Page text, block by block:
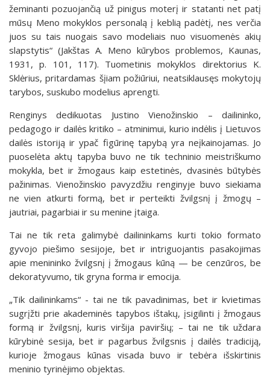
žeminanti pozuojančią už pinigus moterį ir statanti net patį
mūsų Meno mokyklos personalą į keblią padėtį, nes verčia
juos su tais nuogais savo modeliais nuo visuomenės akių
slapstytis“ (Jakštas A. Meno kūrybos problemos, Kaunas,
1931, p. 101, 117). Tuometinis mokyklos direktorius K.
Sklėrius, pritardamas šįiam požiūriui, neatsiklausęs mokytojų
tarybos, suskubo modelius aprengti.
Renginys dedikuotas Justino Vienožinskio – dailininko,
pedagogo ir dailės kritiko – atminimui, kurio indėlis į Lietuvos
dailės istoriją ir ypač figūrinę tapybą yra neįkainojamas. Jo
puoselėta aktų tapyba buvo ne tik techninio meistriškumo
mokykla, bet ir žmogaus kaip estetinės, dvasinės būtybės
pažinimas. Vienožinskio pavyzdžiu renginyje buvo siekiama
ne vien atkurti formą, bet ir perteikti žvilgsnį į žmogų –
jautriai, pagarbiai ir su menine įtaiga.
Tai ne tik reta galimybė dailininkams kurti tokio formato
gyvojo piešimo sesijoje, bet ir intriguojantis pasakojimas
apie menininko žvilgsnį į žmogaus kūną — be cenzūros, be
dekoratyvumo, tik gryna forma ir emocija.
„Tik dailininkams“ - tai ne tik pavadinimas, bet ir kvietimas
sugrįžti prie akademinės tapybos ištakų, įsigilinti į žmogaus
formą ir žvilgsnį, kuris viršija paviršių; – tai ne tik uždara
kūrybinė sesija, bet ir pagarbus žvilgsnis į dailės tradiciją,
kurioje žmogaus kūnas visada buvo ir tebėra išskirtinis
meninio tyrinėjimo objektas.